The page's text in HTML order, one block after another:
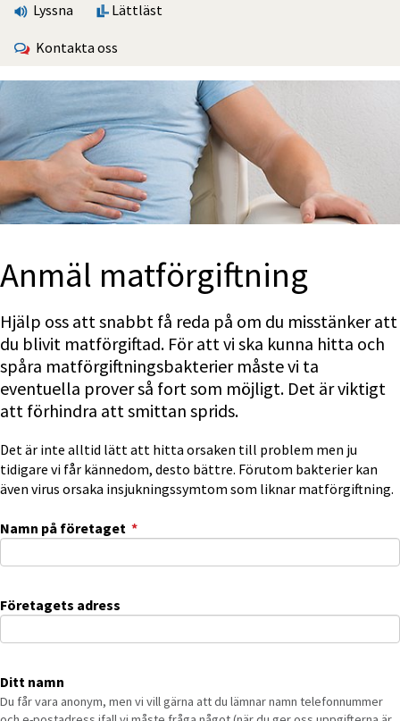
Lyssna Lättläst
Kontakta oss
Anmäl mat­för­giftning
Hjälp oss att snabbt få reda på om du misstänker att
du blivit matförgiftad. För att vi ska kunna hitta och
spåra matförgiftningsbakterier måste vi ta
eventuella prover så fort som möjligt. Det är viktigt
att förhindra att smittan sprids.
Det är inte alltid lätt att hitta orsaken till problem men ju
tidigare vi får kännedom, desto bättre. Förutom bakterier kan
även virus orsaka insjukningssymtom som liknar matförgiftning.
Namn på företaget *(obligatorisk)
Företagets adress
Ditt namn
Du får vara anonym, men vi vill gärna att du lämnar namn telefonnummer